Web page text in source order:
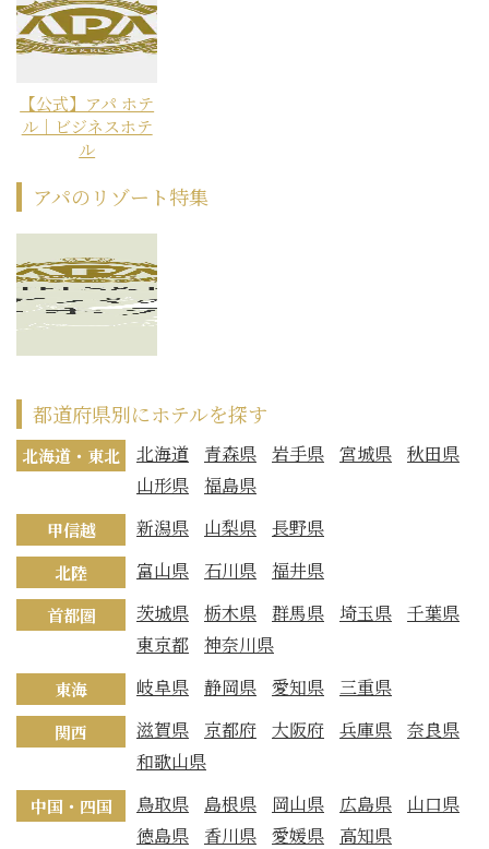
【公式】アパ ホテ
ル｜ビジネスホテ
ル
アパのリゾート特集
都道府県別にホテルを探す
北海道・東北 北海道 青森県 岩手県 宮城県
秋田県
山形県
福島県
甲信越 新潟県 山梨県 長野県
北陸 富山県 石川県 福井県
首都圏 茨城県 栃木県 群馬県 埼玉県
千葉県
東京都
神奈川県
東海 岐阜県 静岡県 愛知県 三重県
関西 滋賀県 京都府 大阪府 兵庫県
奈良県
和歌山県
中国・四国 鳥取県 島根県 岡山県 広島県
山口県
徳島県
香川県 愛媛県 高知県